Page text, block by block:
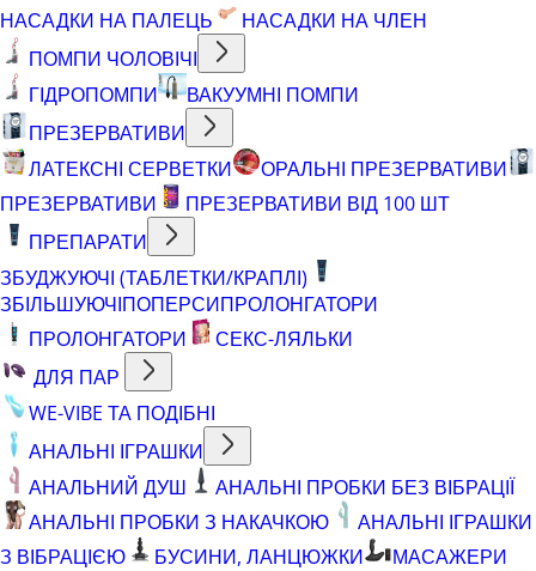
НАСАДКИ НА ПАЛЕЦЬ
НАСАДКИ НА ЧЛЕН
ПОМПИ ЧОЛОВІЧІ
ГІДРОПОМПИ
ВАКУУМНІ ПОМПИ
ПРЕЗЕРВАТИВИ
ЛАТЕКСНІ СЕРВЕТКИ
ОРАЛЬНІ ПРЕЗЕРВАТИВИ
ПРЕЗЕРВАТИВИ
ПРЕЗЕРВАТИВИ ВІД 100 ШТ
ПРЕПАРАТИ
ЗБУДЖУЮЧІ (ТАБЛЕТКИ/КРАПЛІ)
ЗБІЛЬШУЮЧІПОПЕРСИПРОЛОНГАТОРИ
ПРОЛОНГАТОРИ
СЕКС-ЛЯЛЬКИ
ДЛЯ ПАР
WE-VIBE ТА ПОДІБНІ
АНАЛЬНІ ІГРАШКИ
АНАЛЬНИЙ ДУШ
АНАЛЬНІ ПРОБКИ БЕЗ ВІБРАЦІЇ
АНАЛЬНІ ПРОБКИ З НАКАЧКОЮ
АНАЛЬНІ ІГРАШКИ
З ВІБРАЦІЄЮ
БУСИНИ, ЛАНЦЮЖКИ
МАСАЖЕРИ